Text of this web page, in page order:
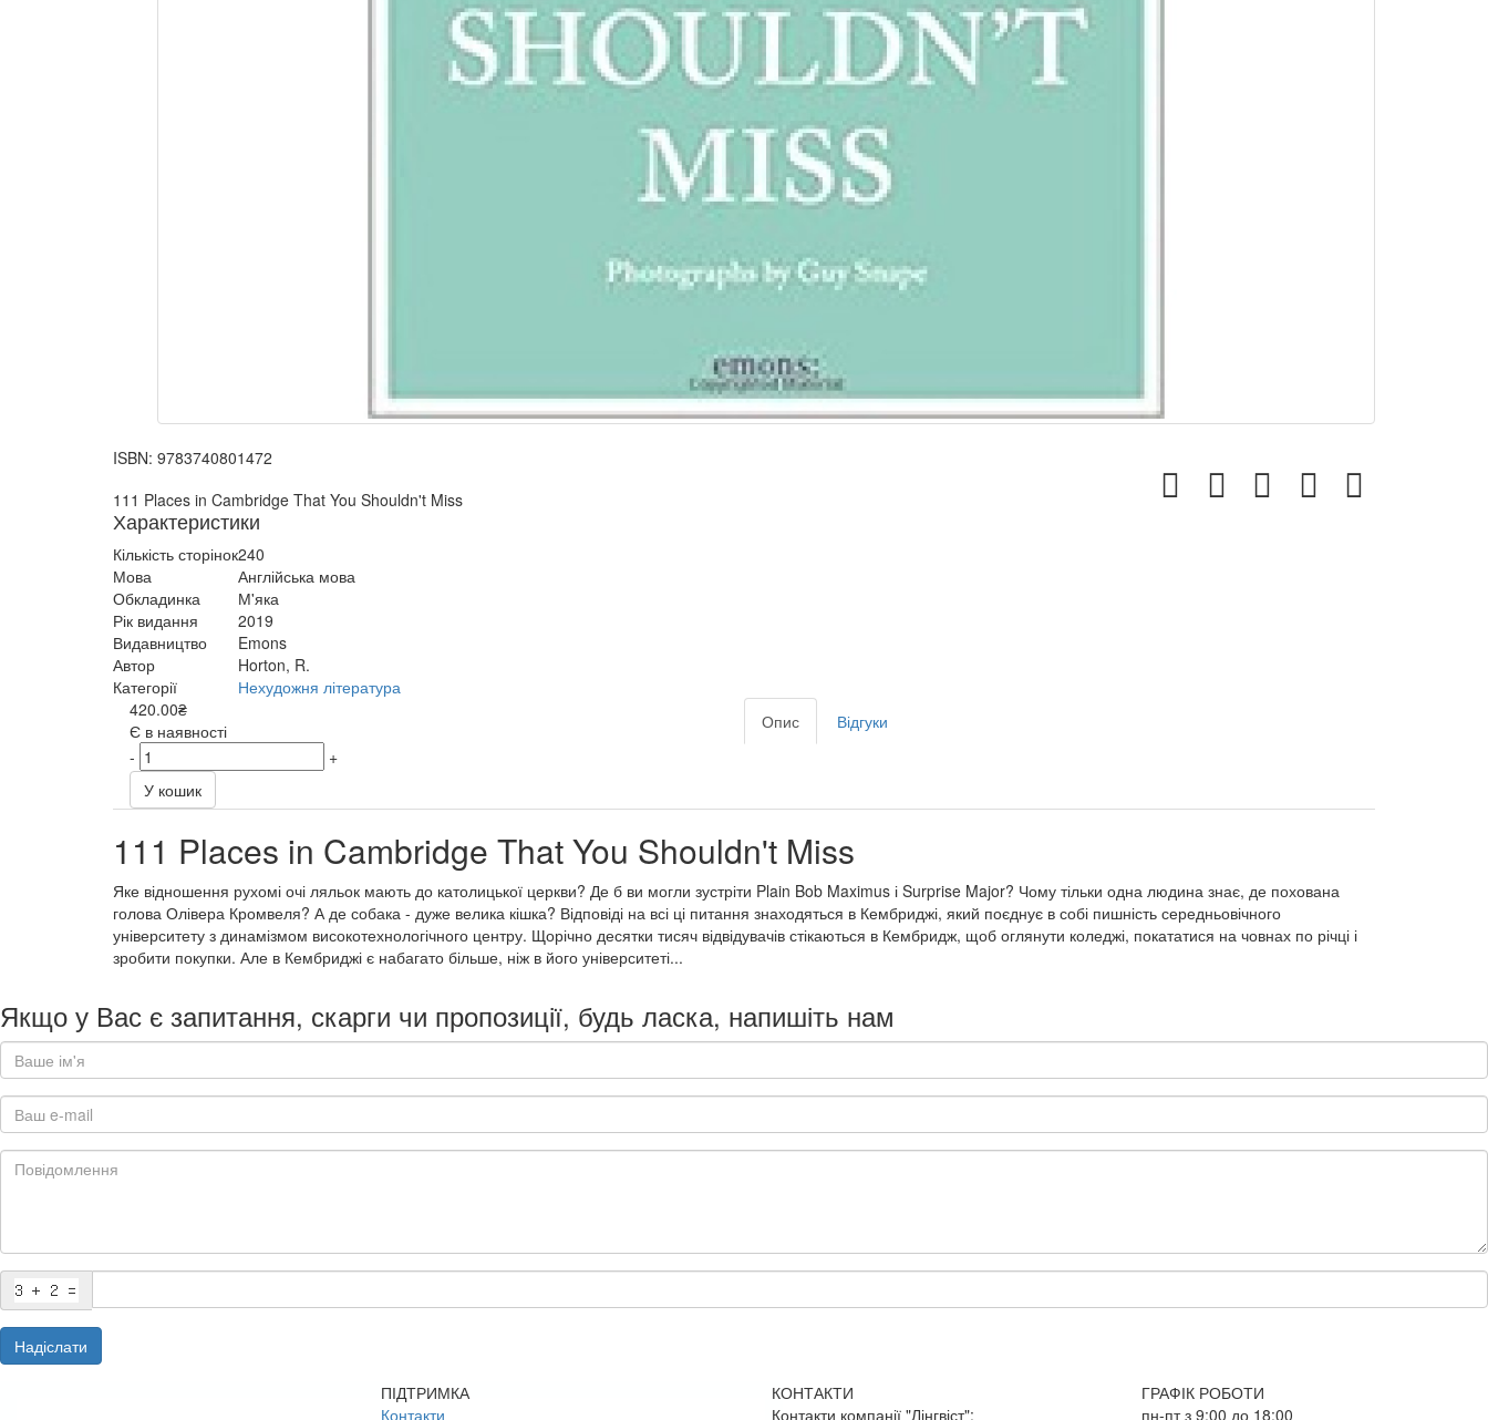
ISBN: 9783740801472
111 Places in Cambridge That You Shouldn't Miss
Характеристики
Кількість сторінок240
Мова
Англійська мова
Обкладинка
М'яка
Рік видання
2019
Видавництво
Emons
Автор
Horton, R.
Категорії
Нехудожня література
420.00₴
Є в наявності
-
+
У кошик
Опис Відгуки
111 Places in Cambridge That You Shouldn't Miss
Яке відношення рухомі очі ляльок мають до католицької церкви? Де б ви могли зустріти Plain Bob Maximus і Surprise Major? Чому тільки одна людина знає, де похована
голова Олівера Кромвеля? А де собака - дуже велика кішка? Відповіді на всі ці питання знаходяться в Кембриджі, який поєднує в собі пишність середньовічного
університету з динамізмом високотехнологічного центру. Щорічно десятки тисяч відвідувачів стікаються в Кембридж, щоб оглянути коледжі, покататися на човнах по річці і
зробити покупки. Але в Кембриджі є набагато більше, ніж в його університеті...
Якщо у Вас є запитання, скарги чи пропозиції, будь ласка, напишіть нам
Надіслати
ПІДТРИМКА
Контакти
КОНТАКТИ
Контакти компанії "Лінгвіст":
ГРАФІК РОБОТИ
пн-пт з 9:00 до 18:00